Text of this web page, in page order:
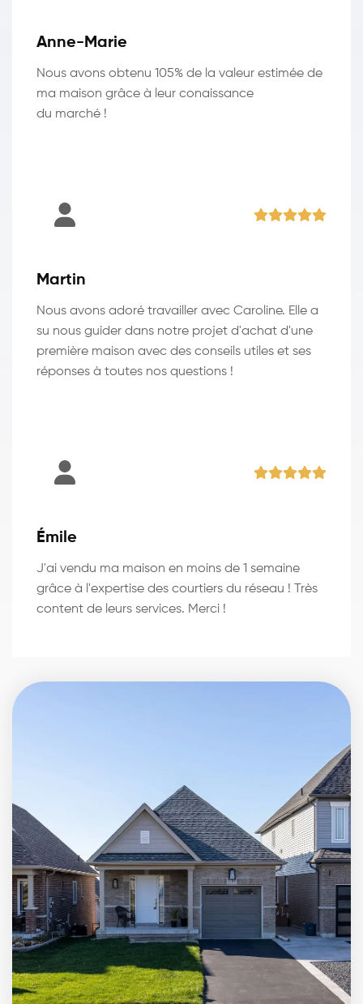
Anne-Marie
Nous avons obtenu 105% de la valeur estimée de
ma maison grâce à leur conaissance
du marché !
Martin
Nous avons adoré travailler avec Caroline. Elle a
su nous guider dans notre projet d'achat d'une
première maison avec des conseils utiles et ses
réponses à toutes nos questions !
Émile
J'ai vendu ma maison en moins de 1 semaine
grâce à l'expertise des courtiers du réseau ! Très
content de leurs services. Merci !